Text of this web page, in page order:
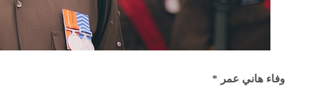
وفاء هاني عمر *